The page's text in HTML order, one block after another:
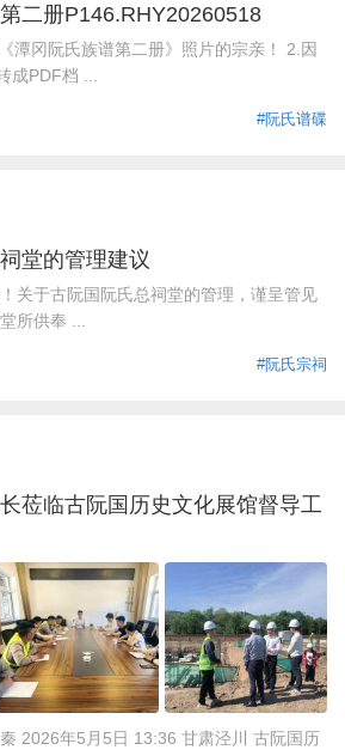
二册P146.RHY20260518
潭冈阮氏族谱第二册》照片的宗亲！ 2.因
成PDF档 ...
#阮氏谱碟
堂的管理建议
关于古阮国阮氏总祠堂的管理，谨呈管见
所供奉 ...
#阮氏宗祠
莅临古阮国历史文化展馆督导工
秦 2026年5月5日 13:36 甘肃泾川 古阮国历